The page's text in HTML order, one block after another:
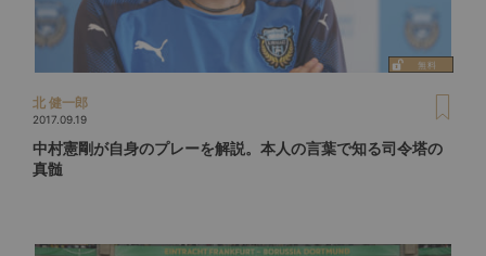
北 健一郎
2017.09.19
中村憲剛が自身のプレーを解説。本人の言葉で知る司令塔の
真髄